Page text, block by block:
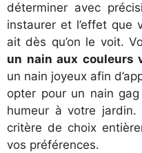
déterminer avec
instaurer et l’effet que
ait dès qu’on le voit.
un nain aux couleurs
un nain joyeux afin
opter pour un nain
humeur à votre
critère de choix
vos préférences.